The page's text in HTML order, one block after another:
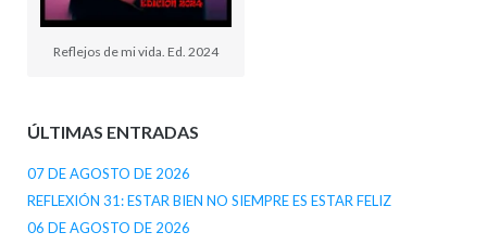
Reflejos de mi vida. Ed. 2024
ÚLTIMAS ENTRADAS
07 DE AGOSTO DE 2026
REFLEXIÓN 31: ESTAR BIEN NO SIEMPRE ES ESTAR FELIZ
06 DE AGOSTO DE 2026